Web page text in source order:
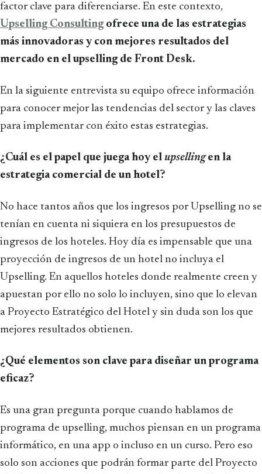
factor clave para diferenciarse. En este contexto,
Upselling Consultingofrece una de las estrategias
más innovadoras y con mejores resultados del
mercado en el upselling de Front Desk.
En la siguiente entrevista su equipo ofrece información
para conocer mejor las tendencias del sector y las claves
para implementar con éxito estas estrategias.
¿Cuál es el papel que juega hoy el upsellingen la
estrategia comercial de un hotel?
No hace tantos años que los ingresos por Upselling no se
tenían en cuenta ni siquiera en los presupuestos de
ingresos de los hoteles. Hoy día es impensable que una
proyección de ingresos de un hotel no incluya el
Upselling. En aquellos hoteles donde realmente creen y
apuestan por ello no solo lo incluyen, sino que lo elevan
a Proyecto Estratégico del Hotel y sin duda son los que
mejores resultados obtienen.
¿Qué elementos son clave para diseñar un programa
eficaz?
Es una gran pregunta porque cuando hablamos de
programa de upselling, muchos piensan en un programa
informático, en una app o incluso en un curso. Pero eso
solo son acciones que podrán formar parte del Proyecto